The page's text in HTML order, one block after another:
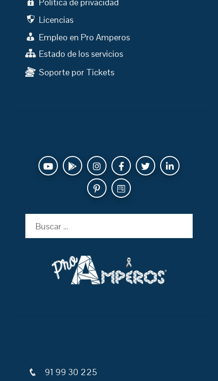
Licencias
Empleo en Pro Amperos
Estado de los servicios
Soporte por Tickets
Buscar:
91 99 30 225